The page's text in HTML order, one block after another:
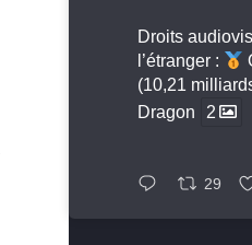
Droits
l’étranger :
(10,21
Dragon
2
29